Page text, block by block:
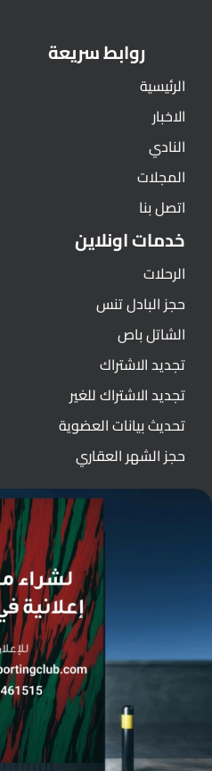
روابط سريعة
الرئيسية
الاخبار
النادي
المجلات
اتصل بنا
خدمات اونلاين
الرحلات
حجز البادل تنس
الشاتل باص
تجديد الاشتراك
تجديد الاشتراك للغير
تحديث بيانات العضوية
حجز الشهر العقاري